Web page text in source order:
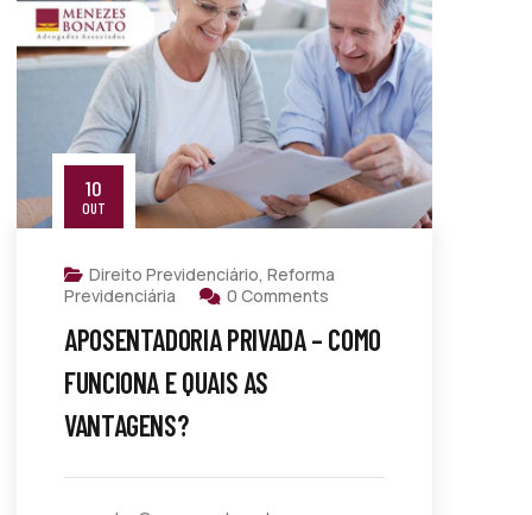
10
OUT
Direito Previdenciário, Reforma
Previdenciária
0 Comments
APOSENTADORIA PRIVADA – COMO
FUNCIONA E QUAIS AS
VANTAGENS?